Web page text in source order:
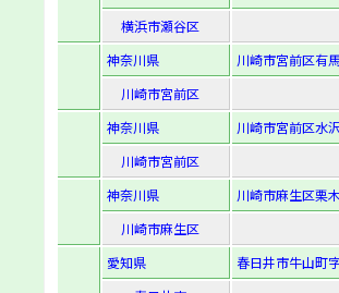
横浜市瀬谷区
神奈川県
川崎市宮前区有
川崎市宮前区
神奈川県
川崎市宮前区水
川崎市宮前区
神奈川県
川崎市麻生区栗
川崎市麻生区
愛知県
春日井市牛山町